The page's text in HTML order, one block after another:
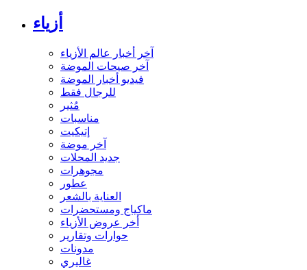
أزياء
آخر أخبار عالم الأزياء
آخر صيحات الموضة
فيديو أخبار الموضة
للرجال فقط
مُثير
مناسبات
إتيكيت
آخر موضة
جديد المحلات
مجوهرات
عطور
العناية بالشعر
ماكياج ومستحضرات
أخر عروض الأزياء
حوارات وتقارير
مدونات
غاليري